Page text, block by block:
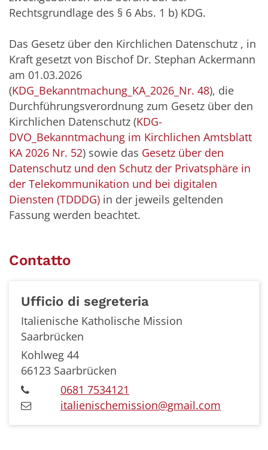
Rechtsgrundlage des § 6 Abs. 1 b) KDG.
Das Gesetz über den Kirchlichen Datenschutz , in
Kraft gesetzt von Bischof Dr. Stephan Ackermann
am 01.03.2026
(KDG_Bekanntmachung_KA_2026_Nr. 48), die
Durchführungsverordnung zum Gesetz über den
Kirchlichen Datenschutz (​​KDG-
DVO_Bekanntmachung im Kirchlichen Amtsblatt
KA 2026 Nr. 52)​​ sowie das Gesetz über den
Datenschutz und den Schutz der Privatsphäre in
der Telekommunikation und bei digitalen
Diensten (TDDDG) in der jeweils geltenden
Fassung werden beachtet.
Contatto
Ufficio di segreteria
Italienische Katholische Mission
Saarbrücken
Kohlweg 44
66123 Saarbrücken
0681 7534121
italienischemission@gmail.com